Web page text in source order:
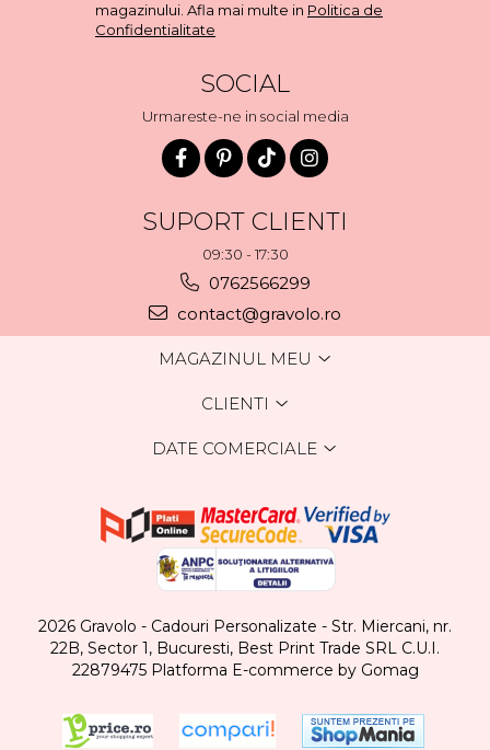
magazinului. Afla mai multe in Politica de
Confidentialitate
SOCIAL
Urmareste-ne in social media
SUPORT CLIENTI
09:30 - 17:30
0762566299
contact@gravolo.ro
MAGAZINUL MEU
CLIENTI
DATE COMERCIALE
2026 Gravolo - Cadouri Personalizate - Str. Miercani, nr.
22B, Sector 1, Bucuresti, Best Print Trade SRL C.U.I.
22879475 Platforma E-commerce by Gomag